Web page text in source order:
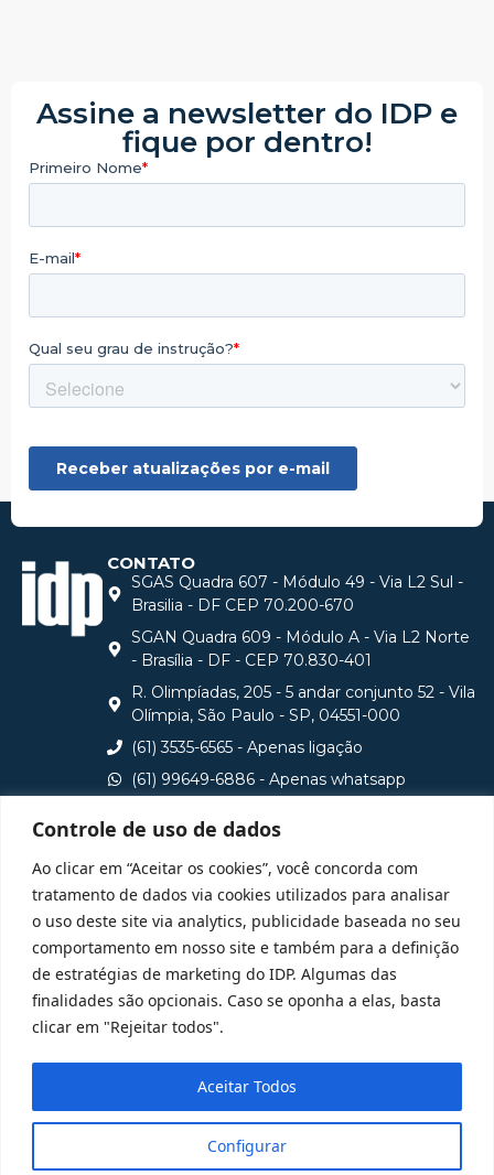
Controle de uso de dados
Ao clicar em “Aceitar os cookies”, você concorda com
tratamento de dados via cookies utilizados para analisar
o uso deste site via analytics, publicidade baseada no seu
comportamento em nosso site e também para a definição
de estratégias de marketing do IDP. Algumas das
finalidades são opcionais. Caso se oponha a elas, basta
clicar em "Rejeitar todos".
Configurar
Aceitar Todos
Assine a newsletter do IDP e
fique por dentro!
CONTATO
SGAS Quadra 607 - Módulo 49 - Via L2 Sul -
Brasilia - DF CEP 70.200-670
SGAN Quadra 609 - Módulo A - Via L2 Norte
- Brasília - DF - CEP 70.830-401
R. Olimpíadas, 205 - 5 andar conjunto 52 - Vila
Olímpia, São Paulo - SP, 04551-000
(61) 3535-6565 - Apenas ligação
(61) 99649-6886 - Apenas whatsapp
Consulte aqui o cadastro da Instituição no Sistema e-
MEC